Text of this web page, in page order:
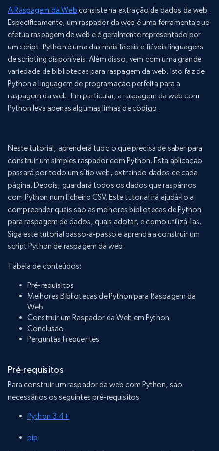
A Raspagem da Web consiste na extração de dados da web.
Especificamente, um raspador da web é uma ferramenta que
efetua raspagem de web e é geralmente representado por
um script. Python é uma das mais fáceis e fiáveis linguagens
de scripting disponíveis. Além disso, vem com uma grande
variedade de bibliotecas para raspagem da web. Isto faz de
Python a linguagem de programação perfeita para a
raspagem da web. Em particular, a raspagem da web com
Python leva apenas algumas linhas de código.
Neste tutorial, aprenderá tudo o que precisa de saber para
construir um simples raspador com Python. Esta aplicação
passará por todo um sítio web, extraindo dados de cada
página. Depois, guardará todos os dados que raspámos
com Python num ficheiro CSV. Este tutorial irá ajudá-lo a
compreender quais são as melhores bibliotecas de Python
para raspagem de dados, quais adotar, e como utilizá-las.
Siga este tutorial passo-a-passo e aprenda a construir um
script Python de raspagem da web.
Tabela de conteúdos:
Pré-requisitos
Melhores Bibliotecas de Python para Raspagem da
Web
Construir um Raspador da Web em Python
Conclusão
Perguntas Frequentes
Pré-requisitos
Para construir um raspador da web com Python, são
necessários os seguintes pré-requisitos
Python 3.4+
pip